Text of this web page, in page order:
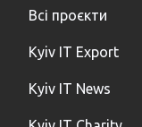
Всі проєкти
Kyiv IT Export
Kyiv IT News